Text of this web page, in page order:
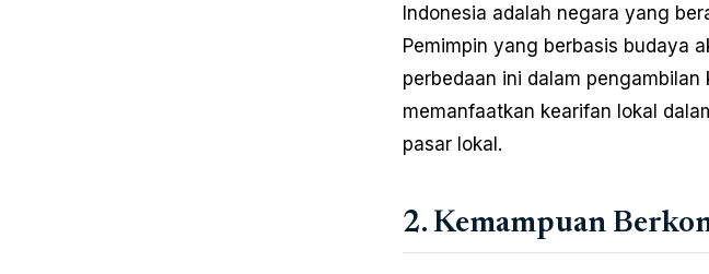
Indonesia adalah negara yang
Pemimpin yang berbasis budaya
perbedaan ini dalam
memanfaatkan kearifan lokal
pasar lokal.
2. Kemampuan